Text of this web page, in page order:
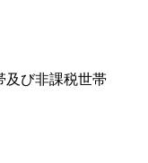
及び非課税世帯